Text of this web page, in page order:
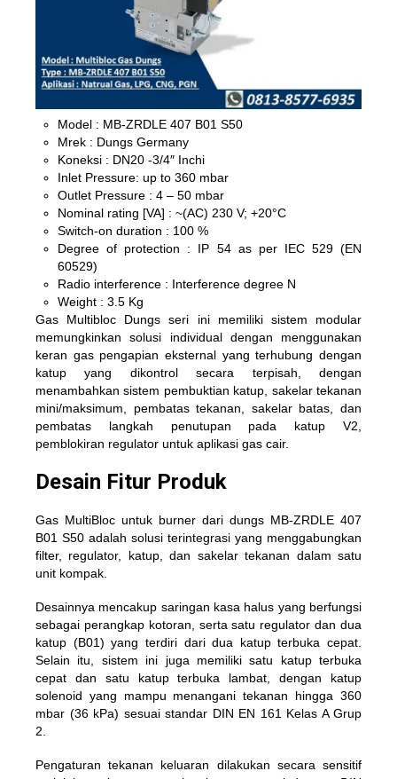
Model : MB-ZRDLE 407 B01 S50
Mrek : Dungs Germany
Koneksi : DN20 -3/4″ Inchi
Inlet Pressure: up to 360 mbar
Outlet Pressure : 4 – 50 mbar
Nominal rating [VA] : ~(AC) 230 V; +20°C
Switch-on duration : 100 %
Degree of protection : IP 54 as per IEC 529 (EN
60529)
Radio interference : Interference degree N
Weight : 3.5 Kg
Gas Multibloc Dungs seri ini memiliki sistem modular
memungkinkan solusi individual dengan menggunakan
keran gas pengapian eksternal yang terhubung dengan
katup yang dikontrol secara terpisah, dengan
menambahkan sistem pembuktian katup, sakelar tekanan
mini/maksimum, pembatas tekanan, sakelar batas, dan
pembatas langkah penutupan pada katup V2,
pemblokiran regulator untuk aplikasi gas cair.
Desain Fitur Produk
Gas MultiBloc untuk burner dari dungs MB-ZRDLE 407
B01 S50 adalah solusi terintegrasi yang menggabungkan
filter, regulator, katup, dan sakelar tekanan dalam satu
unit kompak.
Desainnya mencakup saringan kasa halus yang berfungsi
sebagai perangkap kotoran, serta satu regulator dan dua
katup (B01) yang terdiri dari dua katup terbuka cepat.
Selain itu, sistem ini juga memiliki satu katup terbuka
cepat dan satu katup terbuka lambat, dengan katup
solenoid yang mampu menangani tekanan hingga 360
mbar (36 kPa) sesuai standar DIN EN 161 Kelas A Grup
2.
Pengaturan tekanan keluaran dilakukan secara sensitif